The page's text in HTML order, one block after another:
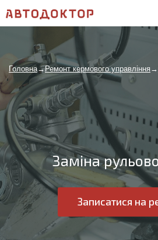
Головна→Ремонт кермового управління →
Заміна
Записатися на